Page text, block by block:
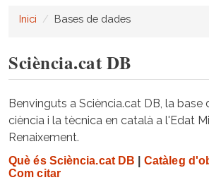
Inici Bases de dades
Sciència.cat DB
Benvinguts a Sciència.cat DB, la base
ciència i la tècnica en català a l'Edat
Renaixement.
Què és Sciència.cat DB Catàleg
Com citar